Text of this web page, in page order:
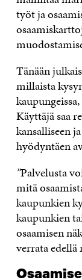
työt ja
Tänään
millaista
Käyttäjä saa
kansalliseen
hyödyntäen
”Palvelusta
mitä
kaupunkien
kaupunkien
osaamisen
verrata